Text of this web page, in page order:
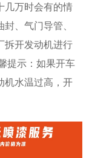
几万时会有的情
、气门导管、
拆开发动机进行
提示：如果开车
机水温过高，开